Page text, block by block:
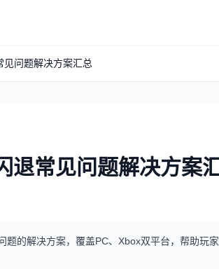
见问题解决方案汇总
退常见问题解决方案
的解决方案，覆盖PC、Xbox双平台，帮助玩